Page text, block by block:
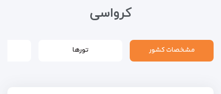
کرواسی
مشخصات کشور تورها